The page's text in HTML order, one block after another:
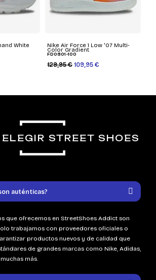
White Nike Air Force 1 Low '07 Multi-
Color Gradient
FD0801-100
129,95 € 109,95 €
STREET SHOES
auténticas?
que ofrecemos en StreetShoes Addict son
trabajamos con proveedores oficiales o
productos nuevos y de calidad que
de grandes marcas como Nike, Adidas,
más.